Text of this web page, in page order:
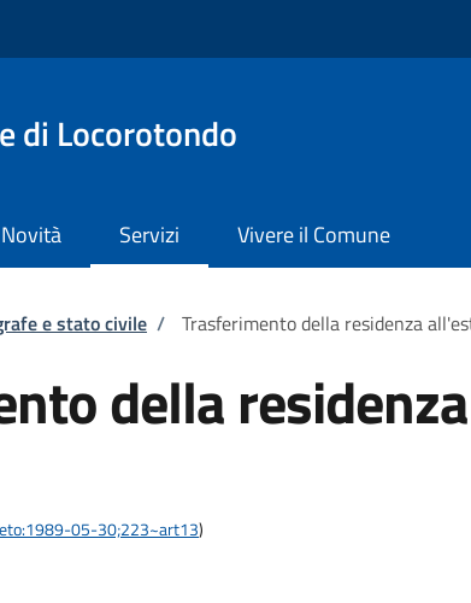
di Locorotondo
Novità Servizi Vivere il Comune
e stato civile / Trasferimento della residenza
della residenza
05-30;223~art13)